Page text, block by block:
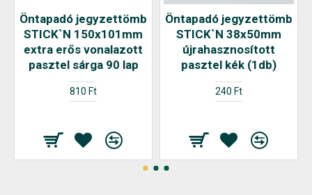
Öntapadó jegyzettömb
STICK`N 150x101mm
extra erős vonalazott
pasztel sárga 90 lap
810 Ft
Öntapadó jegyzettömb
STICK`N 38x50mm
újrahasznosított
pasztel kék (1db)
240 Ft